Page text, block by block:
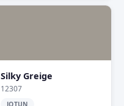
Silky Greige
12307
JOTUN